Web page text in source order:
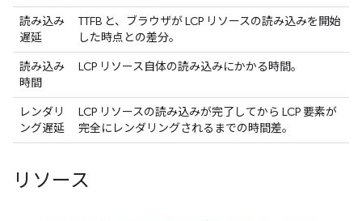
読み込み
遅延
TTFB と、ブラウザが LCP リソースの読み込みを開始
した時点との差分。
読み込み
時間
LCP リソース自体の読み込みにかかる時間。
レンダリ
ング遅延
LCP リソースの読み込みが完了してから LCP 要素が
完全にレンダリングされるまでの時間差。
リソース